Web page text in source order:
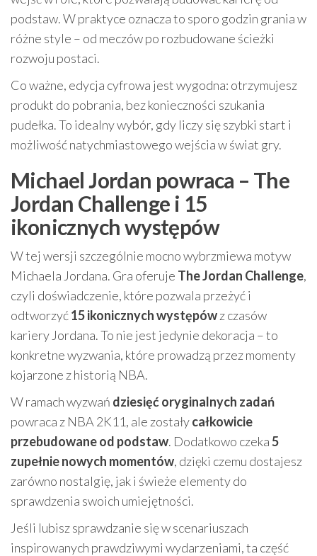
podstaw. W praktyce oznacza to sporo godzin grania w
różne style – od meczów po rozbudowane ścieżki
rozwoju postaci.
Co ważne, edycja cyfrowa jest wygodna: otrzymujesz
produkt do pobrania, bez konieczności szukania
pudełka. To idealny wybór, gdy liczy się szybki start i
możliwość natychmiastowego wejścia w świat gry.
Michael Jordan powraca – The
Jordan Challenge i 15
ikonicznych występów
W tej wersji szczególnie mocno wybrzmiewa motyw
Michaela Jordana. Gra oferuje The Jordan Challenge,
czyli doświadczenie, które pozwala przeżyć i
odtworzyć15 ikonicznych występówz czasów
kariery Jordana. To nie jest jedynie dekoracja – to
konkretne wyzwania, które prowadzą przez momenty
kojarzone z historią NBA.
W ramach wyzwań dziesięć oryginalnych zadań
powraca z NBA 2K11, ale zostałycałkowicie
przebudowane od podstaw. Dodatkowo czeka5
zupełnie nowych momentów, dzięki czemu dostajesz
zarówno nostalgię, jak i świeże elementy do
sprawdzenia swoich umiejętności.
Jeśli lubisz sprawdzanie się w scenariuszach
inspirowanych prawdziwymi wydarzeniami, ta część